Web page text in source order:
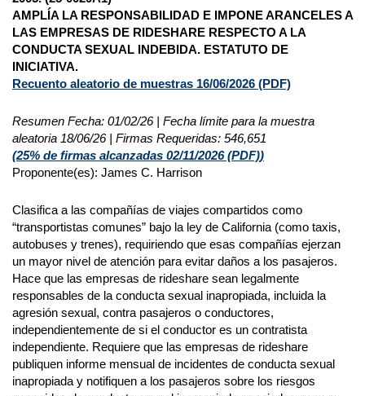
AMPLÍA LA RESPONSABILIDAD E IMPONE ARANCELES A
LAS EMPRESAS DE RIDESHARE RESPECTO A LA
CONDUCTA SEXUAL INDEBIDA. ESTATUTO DE
INICIATIVA.
Recuento aleatorio de muestras 16/06/2026 (PDF)
Resumen Fecha: 01/02/26 | Fecha límite para la muestra
aleatoria 18/06/26 | Firmas Requeridas: 546,651
(25% de firmas alcanzadas 02/11/2026 (PDF))
Proponente(es): James C. Harrison
Clasifica a las compañías de viajes compartidos como
“transportistas comunes” bajo la ley de California (como taxis,
autobuses y trenes), requiriendo que esas compañías ejerzan
un mayor nivel de atención para evitar daños a los pasajeros.
Hace que las empresas de rideshare sean legalmente
responsables de la conducta sexual inapropiada, incluida la
agresión sexual, contra pasajeros o conductores,
independientemente de si el conductor es un contratista
independiente. Requiere que las empresas de rideshare
publiquen informe mensual de incidentes de conducta sexual
inapropiada y notifiquen a los pasajeros sobre los riesgos